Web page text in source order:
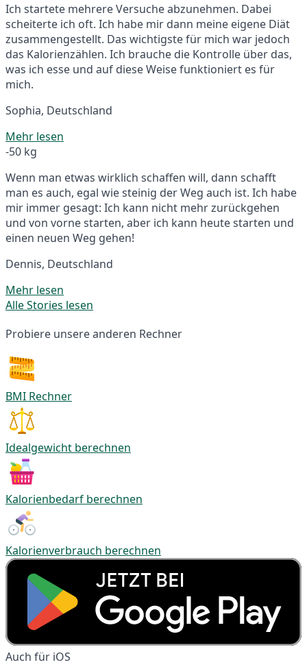
Ich startete mehrere Versuche abzunehmen. Dabei
scheiterte ich oft. Ich habe mir dann meine eigene Diät
zusammengestellt. Das wichtigste für mich war jedoch
das Kalorienzählen. Ich brauche die Kontrolle über das,
was ich esse und auf diese Weise funktioniert es für
mich.
Sophia, Deutschland
Mehr lesen
-50 kg
Wenn man etwas wirklich schaffen will, dann schafft
man es auch, egal wie steinig der Weg auch ist. Ich habe
mir immer gesagt: Ich kann nicht mehr zurückgehen
und von vorne starten, aber ich kann heute starten und
einen neuen Weg gehen!
Dennis, Deutschland
Mehr lesen
Alle Stories lesen
Probiere unsere anderen Rechner
BMI Rechner
Idealgewicht berechnen
Kalorienbedarf berechnen
Kalorienverbrauch berechnen
Auch für iOS